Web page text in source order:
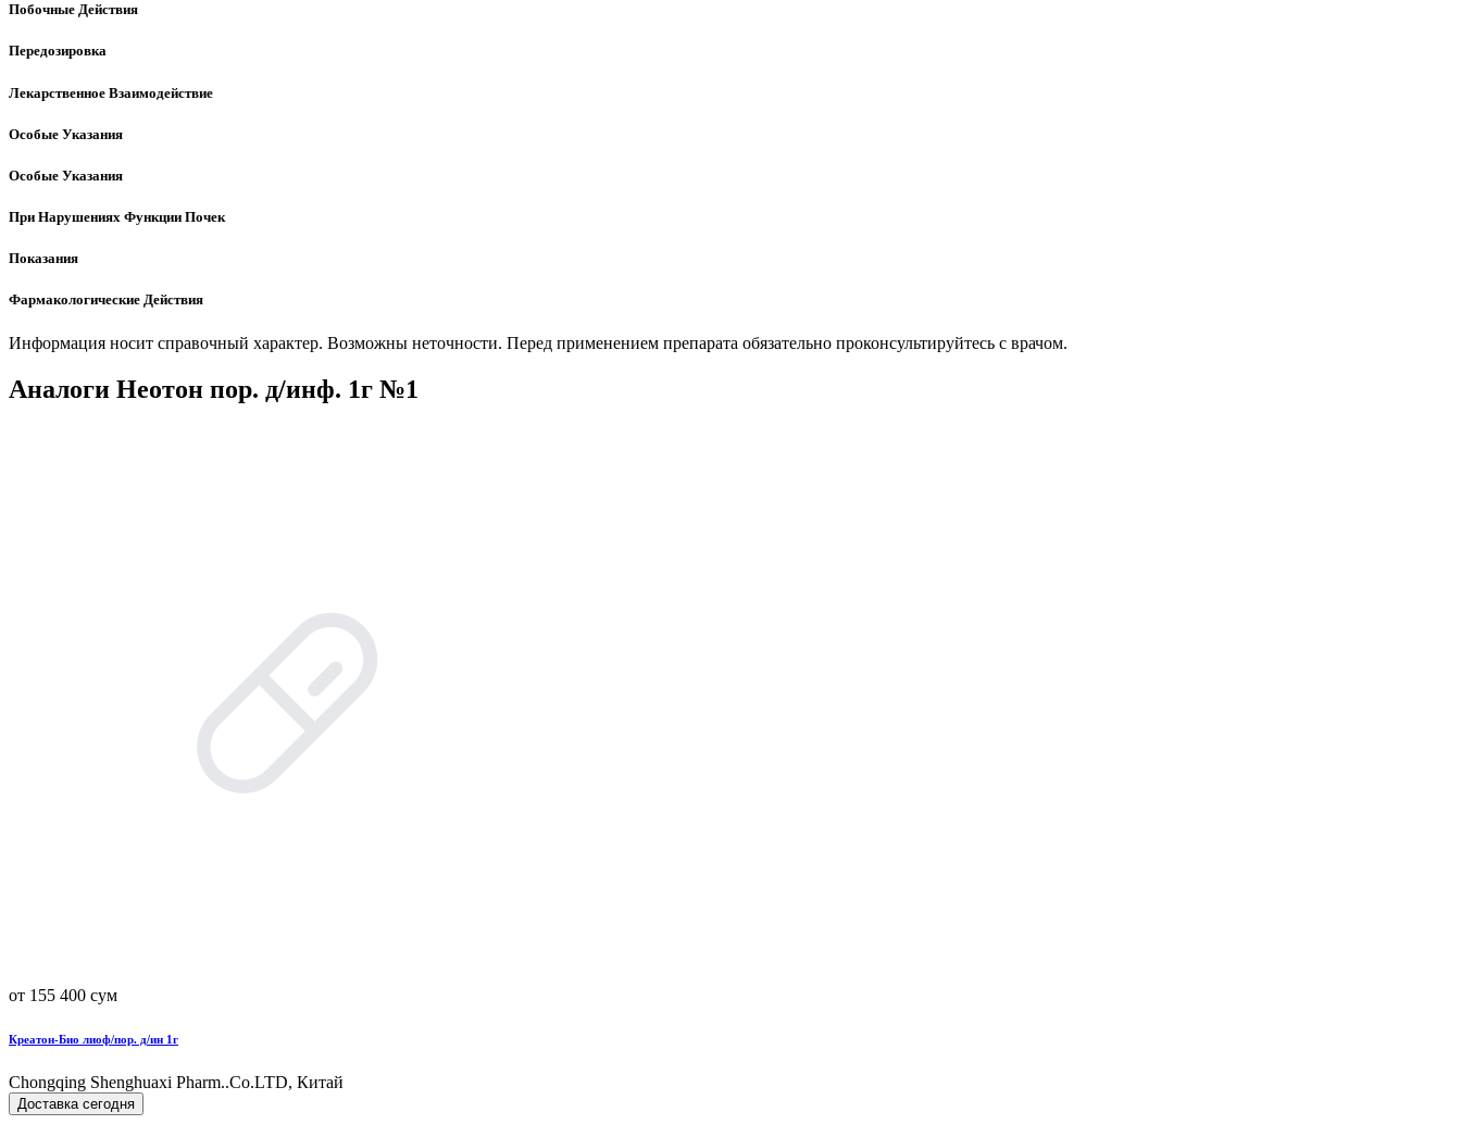
Побочные Действия
Передозировка
Лекарственное Взаимодействие
Особые Указания
Особые Указания
При Нарушениях Функции Почек
Показания
Фармакологические Действия
Информация носит справочный характер. Возможны неточности. Перед применением препарата обязательно проконсультируйтесь с врачом.
Аналоги Неотон пор. д/инф. 1г №1
от 155 400 сум
Креатон-Био лиоф/пор. д/ин 1г
Chongqing Shenghuaxi Pharm..Co.LTD, Китай
Доставка сегодня